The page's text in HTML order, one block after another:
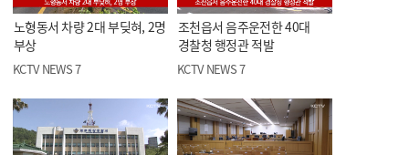
노형동서 차량 2대 부딪혀, 2명
부상
KCTV NEWS 7
조천읍서 음주운전한 40대
경찰청 행정관 적발
KCTV NEWS 7